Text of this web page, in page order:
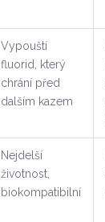
Vypouští
fluorid, který
chrání před
dalším kazem
Nejdelší
životnost,
biokompatibilní